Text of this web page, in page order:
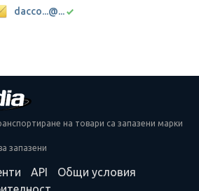
dacco...@...
на товари са запазени марки
запазени
API
Общи условия